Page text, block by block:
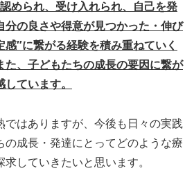
められ、受け入れられ、自己を発
分の良さや得意が見つかった・伸び
″に繋がる経験を積み重ねていく
た、子どもたちの成長の要因に繋が
ています。
ではありますが、今後も日々の実践
の成長・発達にとってどのような療
していきたいと思います。